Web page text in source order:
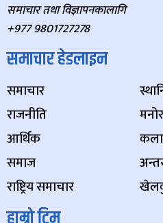
समाचार तथा विज्ञापनकालागि
+977 9801727278
समाचार हेडलाइन
समाचार
राजनीति
आर्थिक
समाज
राष्ट्रिय समाचार
कला